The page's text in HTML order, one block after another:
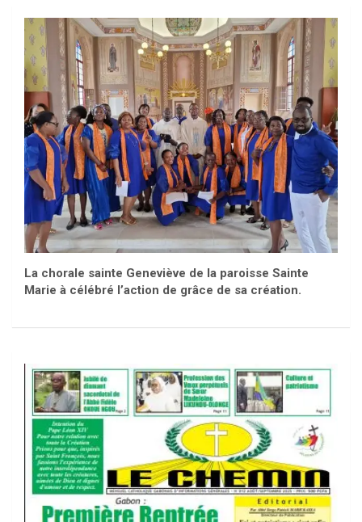
La chorale sainte Geneviève de la paroisse Sainte
Marie à célébré l’action de grâce de sa création.